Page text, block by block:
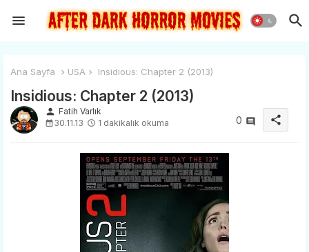
Ana Sayfa USA Insidious: Chapter 2 (2013)
Insidious: Chapter 2 (2013)
person Fatih Varlık
30.11.13
1 dakikalık okuma 0 share